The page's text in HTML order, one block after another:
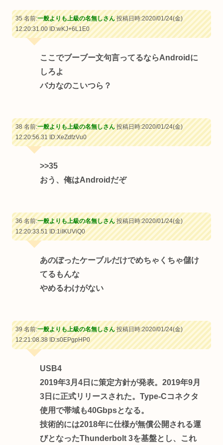
35 名前:一般よりも上級の名無しさん投稿日時:2020/01/24(金)
12:20:31.00ID:wKJ+6L1E0
ここでブーブー文句言ってるならAndroidに
しろよ
バカなのこいつら？
38 名前:一般よりも上級の名無しさん投稿日時:2020/01/24(金)
12:20:56.31ID:XeZdfzVu0
>>35
おう、俺はAndroidだぞ
36 名前:一般よりも上級の名無しさん投稿日時:2020/01/24(金)
12:20:33.51ID:1iIKUViQ0
あのぼったケーブルだけでめちゃくちゃ儲け
てるもんな
やめるわけがない
39 名前:一般よりも上級の名無しさん投稿日時:2020/01/24(金)
12:21:08.38ID:s0EPgpHP0
USB4
2019年3月4日に策定方針が発表。2019年9月
3日に正式リリースされた。Type-Cコネクタ
使用で帯域も40Gbpsとなる。
技術的には2018年に仕様が無償公開される運
びとなったThunderbolt 3を基盤とし、これ